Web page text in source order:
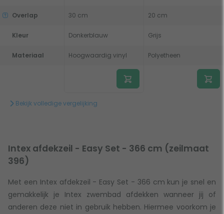
Overlap
Kleur
Materiaal
30 cm
Donkerblauw
Hoogwaardig vinyl
20 cm
Grijs
Polyetheen
Bekijk volledige vergelijking
Intex afdekzeil - Easy Set - 366 cm (zeilmaat
396)
Met een Intex afdekzeil - Easy Set - 366 cm kun je snel en
gemakkelijk je Intex zwembad afdekken wanneer jij of
anderen deze niet in gebruik hebben. Hiermee voorkom je